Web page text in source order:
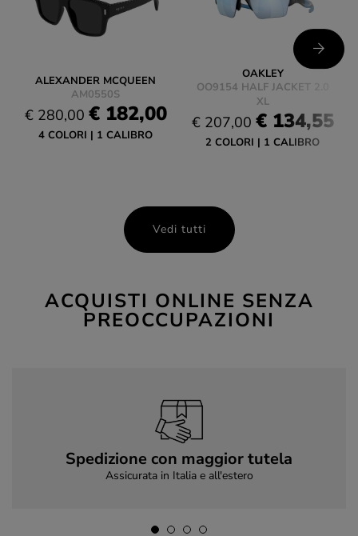
ALEXANDER MCQUEEN
AM0550S
€ 280,00 € 182,00
4 COLORI 1 CALIBRO
OAKLEY
OO9154 HALF JACKET 2.0
XL
€ 207,00 € 134,55
2 COLORI 1 CALIBRO
Vedi tutti
ACQUISTI ONLINE SENZA
PREOCCUPAZIONI
Spedizione con maggior tutela
Assicurata in Italia e all'estero